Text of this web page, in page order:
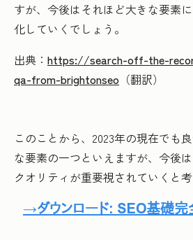
すが、今後はそれほど大きな要素
化していくでしょう。
出典： https://search-off-the-
qa-from-brightonseo （翻訳）
このことから、2023年の現在でも
な要素の一つといえますが、今後
クオリティが重要視されていくと考